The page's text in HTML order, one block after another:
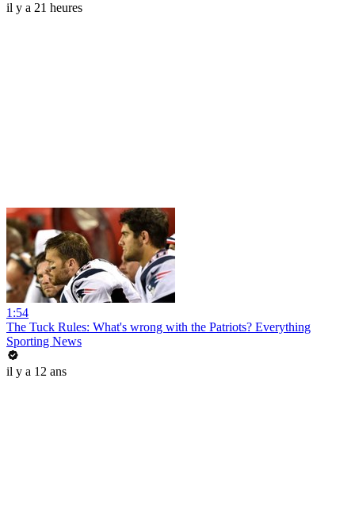
il y a 21 heures
1:54
The Tuck Rules: What's wrong with the Patriots? Everything
Sporting News
il y a 12 ans